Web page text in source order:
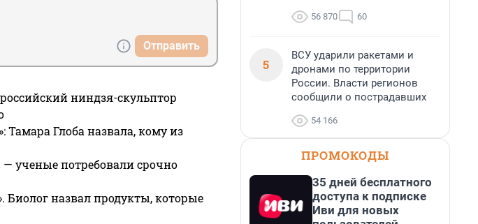
Отправить
ниндзя-скульптор
Тамара Глоба назвала, кому из
ученые потребовали срочно
Биолог назвал продукты, которые
56 870 60
5
ВСУ ударили ракетами и
дронами по территории
России. Власти регионов
сообщили о пострадавших
54 166
ПРОМОКОДЫ
35 дней бесплатного
доступа к подписке
Иви для новых